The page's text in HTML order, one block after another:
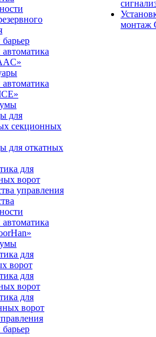
для
секционных
для откатных
для
ворот
управления
для
ворот
для
ворот
для
ворот
монтаж